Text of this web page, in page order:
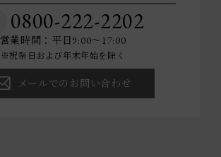
0800-222-2202
営業時間：平日9:00～17:00
※祝祭日および年末年始を除く
メールでのお問い合わせ